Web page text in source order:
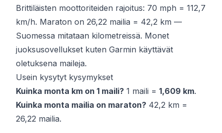
Brittiläisten moottoriteiden rajoitus: 70 mph = 112,7
km/h. Maraton on 26,22 mailia = 42,2 km —
Suomessa mitataan kilometreissä. Monet
juoksusovellukset kuten Garmin käyttävät
oletuksena maileja.
Usein kysytyt kysymykset
Kuinka monta km on 1 maili? 1 maili = 1,609 km.
Kuinka monta mailia on maraton? 42,2 km =
26,22 mailia.